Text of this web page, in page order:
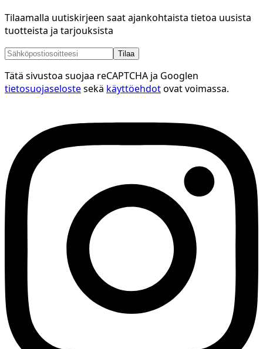
Tilaamalla uutiskirjeen saat ajankohtaista tietoa uusista
tuotteista ja tarjouksista
Tilaa
Tätä sivustoa suojaa reCAPTCHA ja Googlen
tietosuojaselostesekä käyttöehdotovat voimassa.